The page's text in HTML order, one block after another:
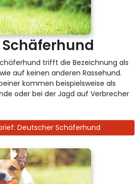
trifft die Bezeichnung als
auf keinen anderen Rassehund.
kommen beispielsweise als
oder bei der Jagd auf Verbrecher
Deutscher Schäferhund